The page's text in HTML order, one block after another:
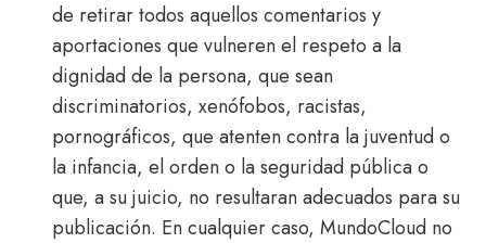
de retirar todos aquellos comentarios y
aportaciones que vulneren el respeto a la
dignidad de la persona, que sean
discriminatorios, xenófobos, racistas,
pornográficos, que atenten contra la juventud o
la infancia, el orden o la seguridad pública o
que, a su juicio, no resultaran adecuados para su
publicación. En cualquier caso, MundoCloud no